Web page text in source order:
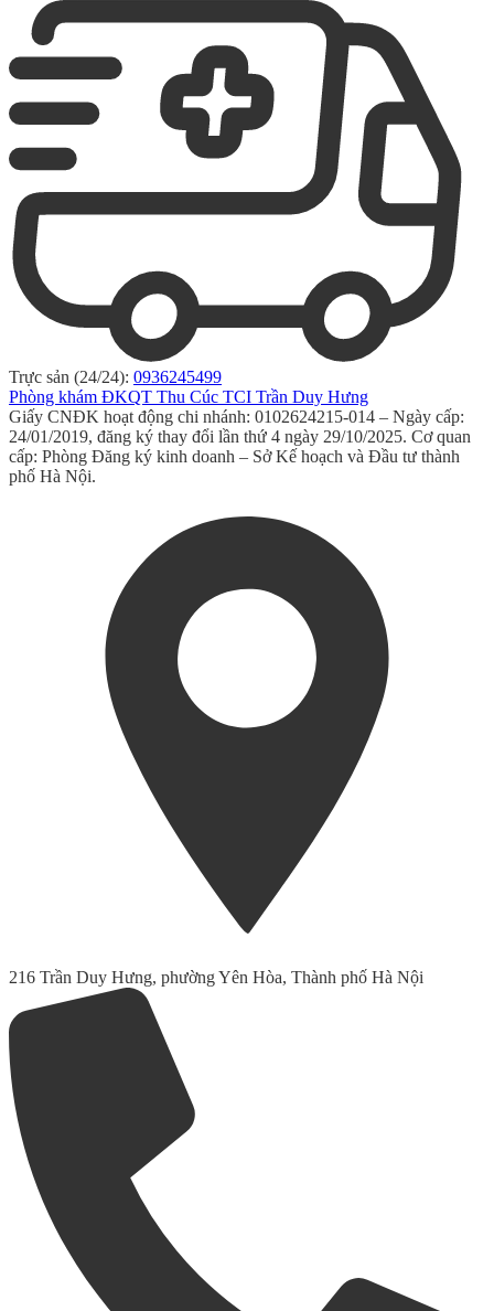
Trực sản (24/24): 0936245499
Phòng khám ĐKQT Thu Cúc TCI Trần Duy Hưng
Giấy CNĐK hoạt động chi nhánh: 0102624215-014 – Ngày cấp:
24/01/2019, đăng ký thay đổi lần thứ 4 ngày 29/10/2025. Cơ quan
cấp: Phòng Đăng ký kinh doanh – Sở Kế hoạch và Đầu tư thành
phố Hà Nội.
216 Trần Duy Hưng, phường Yên Hòa, Thành phố Hà Nội